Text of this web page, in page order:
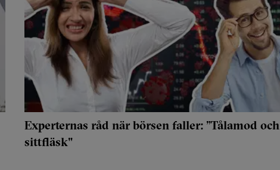
Experternas råd när börsen faller: ”Tålamod och
sittfläsk"